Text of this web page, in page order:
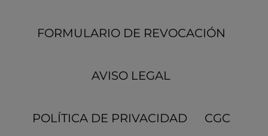
FORMULARIO DE REVOCACIÓN
AVISO LEGAL
POLÍTICA DE PRIVACIDAD CGC